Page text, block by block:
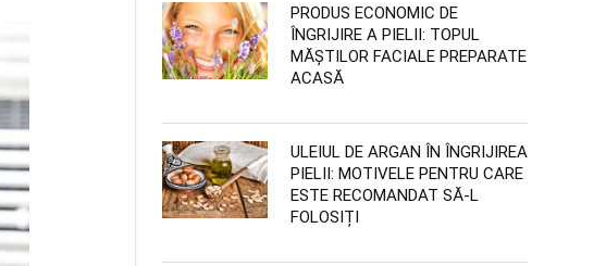
PRODUS ECONOMIC DE
ÎNGRIJIRE A PIELII: TOPUL
MĂȘTILOR FACIALE PREPARATE
ACASĂ
ULEIUL DE ARGAN ÎN ÎNGRIJIREA
PIELII: MOTIVELE PENTRU CARE
ESTE RECOMANDAT SĂ-L
FOLOSIȚI